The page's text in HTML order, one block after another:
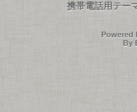
携帯電話用テー
Powered
By